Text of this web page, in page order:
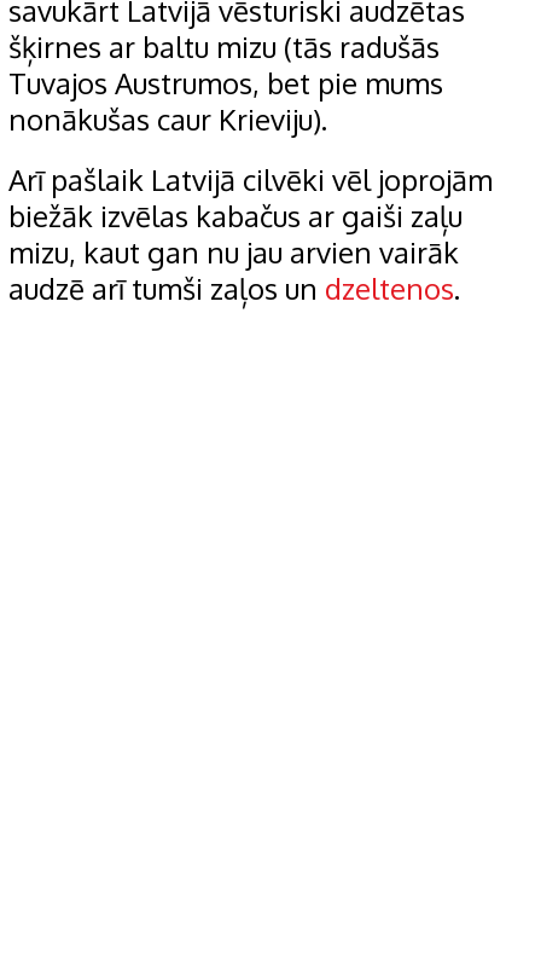
savukārt Latvijā vēsturiski audzētas
šķirnes ar baltu mizu (tās radušās
Tuvajos Austrumos, bet pie mums
nonākušas caur Krieviju).
Arī pašlaik Latvijā cilvēki vēl joprojām
biežāk izvēlas kabačus ar gaiši zaļu
mizu, kaut gan nu jau arvien vairāk
audzē arī tumši zaļos un dzeltenos.